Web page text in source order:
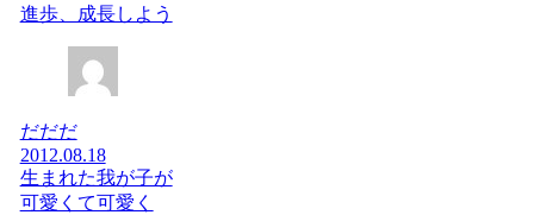
進歩、成長しよう
だだだ
2012.08.18
生まれた我が子が
可愛くて可愛く